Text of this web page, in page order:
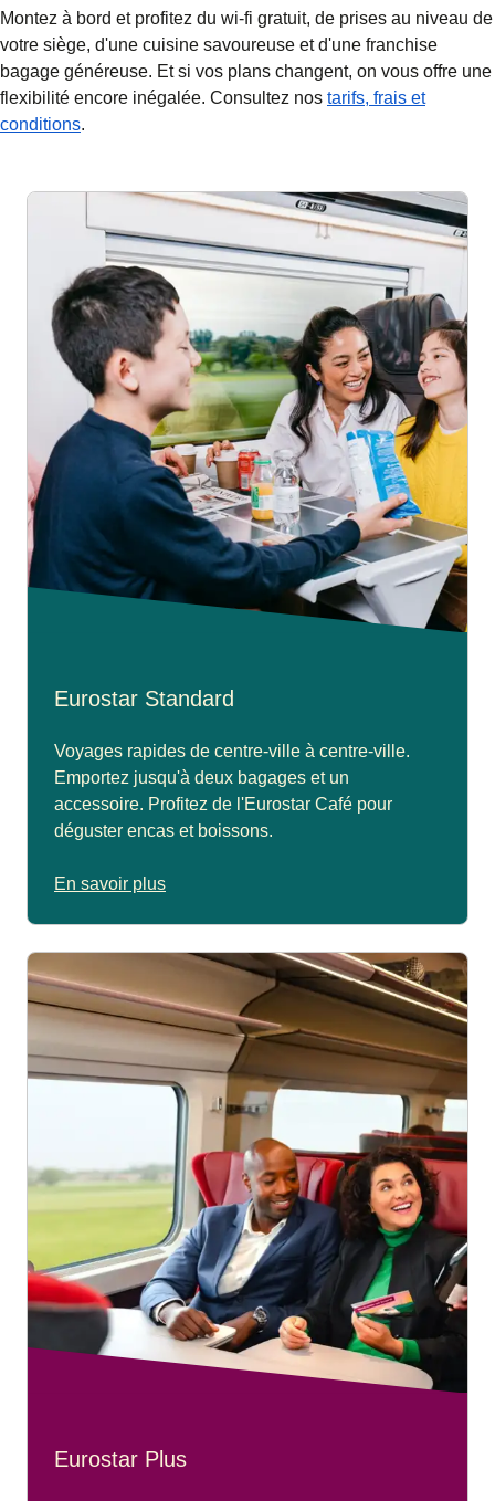
Montez à bord et profitez du wi-fi gratuit, de prises au niveau de
votre siège, d'une cuisine savoureuse et d'une franchise
bagage généreuse. Et si vos plans changent, on vous offre une
flexibilité encore inégalée. Consultez nos tarifs, frais et
conditions.
Eurostar Standard
Voyages rapides de centre-ville à centre-ville.
Emportez jusqu'à deux bagages et un
accessoire. Profitez de l'Eurostar Café pour
déguster encas et boissons.
En savoir plus
Eurostar Plus